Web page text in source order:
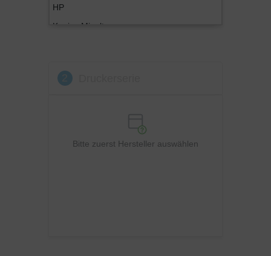
HP
Konica Minolta
OKI
Ricoh
Bitte zuerst Hersteller auswählen